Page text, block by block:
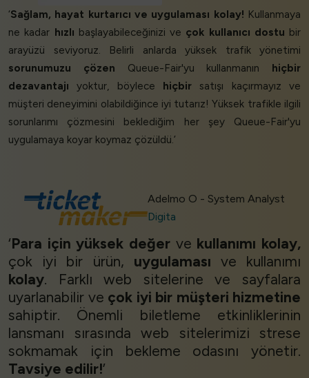
‘Sağlam, hayat kurtarıcı ve uygulaması kolay! Kullanmaya
ne kadar hızlı başlayabileceğinizi ve çok kullanıcı dostu bir
arayüzü seviyoruz. Belirli anlarda yüksek trafik yönetimi
sorunumuzu çözen Queue-Fair'yu kullanmanın hiçbir
dezavantajı yoktur, böylece hiçbir satışı kaçırmayız ve
müşteri deneyimini olabildiğince iyi tutarız! Yüksek trafikle ilgili
sorunlarımı çözmesini beklediğim her şey Queue-Fair'yu
uygulamaya koyar koymaz çözüldü.’
Adelmo O - System Analyst
Digita
‘Para için yüksek değer ve kullanımı kolay,
çok iyi bir ürün, uygulaması ve kullanımı
kolay. Farklı web sitelerine ve sayfalara
uyarlanabilir ve çok iyi bir müşteri hizmetine
sahiptir. Önemli biletleme etkinliklerinin
lansmanı sırasında web sitelerimizi strese
sokmamak için bekleme odasını yönetir.
Tavsiye edilir!’